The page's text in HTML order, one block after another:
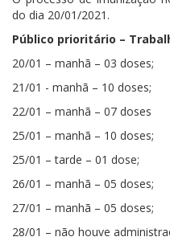
do dia 20/01/2021.
Público prioritário –
20/01 – manhã – 03 doses;
21/01 - manhã – 10 doses;
22/01 – manhã – 07 doses
25/01 – manhã – 10 doses;
25/01 – tarde – 01 dose;
26/01 – manhã – 05 doses;
27/01 – manhã – 05 doses;
28/01 – não houve